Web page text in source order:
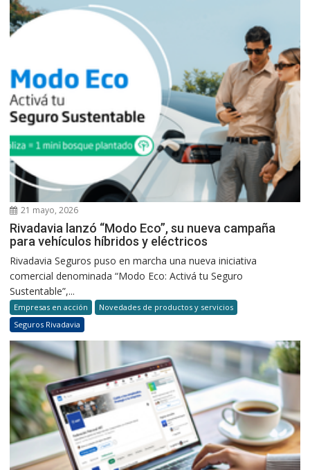
21 mayo, 2026
Rivadavia lanzó “Modo Eco”, su nueva campaña
para vehículos híbridos y eléctricos
Rivadavia Seguros puso en marcha una nueva iniciativa
comercial denominada “Modo Eco: Activá tu Seguro
Sustentable”,...
Empresas en acción
Novedades de productos y servicios
Seguros Rivadavia